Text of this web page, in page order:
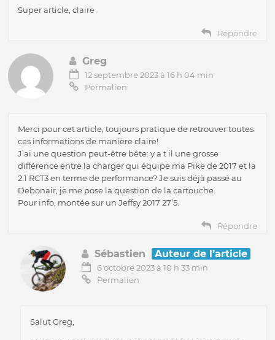
Super article, claire
Répondre
Greg
12 septembre 2023 à 16 h 04 min
Permalien
Merci pour cet article, toujours pratique de retrouver toutes
ces informations de manière claire!
J’ai une question peut-être bête: y a t il une grosse
différence entre la charger qui équipe ma Pike de 2017 et la
2.1 RCT3 en terme de performance? Je suis déjà passé au
Debonair, je me pose la question de la cartouche.
Pour info, montée sur un Jeffsy 2017 27’5.
Répondre
Sébastien Auteur de l’article
6 octobre 2023 à 10 h 33 min
Permalien
Salut Greg,